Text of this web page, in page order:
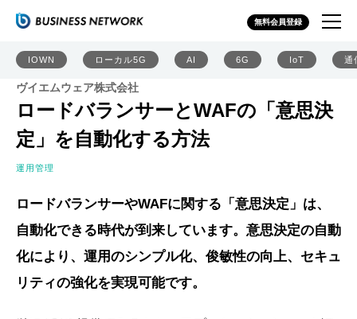
無料会員登録
IOWN ローカル5G AI 6G IoT 通
ヴイエムウェア株式会社
ロードバランサーとWAFの「意思決
定」を自動化する方法
運用管理
ロードバランサーやWAFに関する「意思決定」は、
自動化できる時代が到来しています。意思決定の自動
化により、運用のシンプル化、俊敏性の向上、セキュ
リティの強化を実現可能です。